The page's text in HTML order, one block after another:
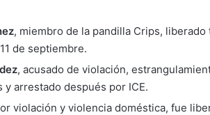
, miembro de la pandilla Crips, liberado
de septiembre.
, acusado de violación,
arrestado después por ICE.
violación y violencia doméstica, fue